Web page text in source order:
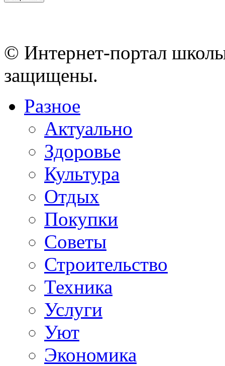
© Интернет-портал
защищены.
Разное
Актуально
Здоровье
Культура
Отдых
Покупки
Советы
Строительство
Техника
Услуги
Уют
Экономика